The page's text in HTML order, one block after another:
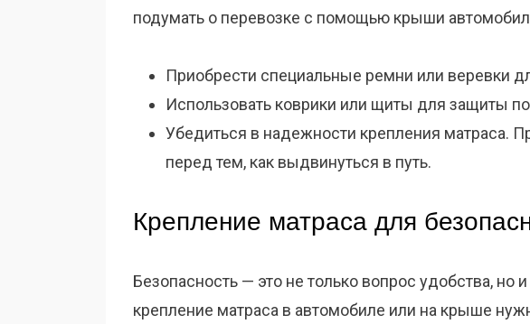
подумать о перевозке с помощью крыши
Приобрести специальные ремни или веревки
Использовать коврики или щиты для защиты
Убедиться в надежности крепления матраса.
перед тем, как выдвинуться в путь.
Крепление матраса для
Безопасность — это не только вопрос удобства, но
крепление матраса в автомобиле или на крыше